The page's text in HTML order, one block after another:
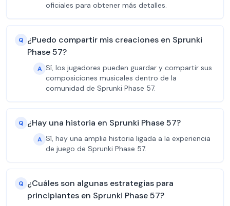
oficiales para obtener más detalles.
Q ¿Puedo compartir mis creaciones en Sprunki
Phase 57?
A Sí, los jugadores pueden guardar y compartir sus
composiciones musicales dentro de la
comunidad de Sprunki Phase 57.
Q ¿Hay una historia en Sprunki Phase 57?
A Sí, hay una amplia historia ligada a la experiencia
de juego de Sprunki Phase 57.
Q ¿Cuáles son algunas estrategias para
principiantes en Sprunki Phase 57?